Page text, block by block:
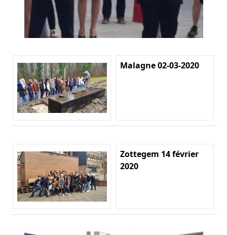
Malagne 02-03-2020
Zottegem 14 février
2020